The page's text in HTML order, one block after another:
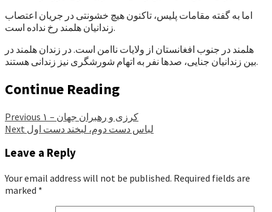
اما به گفته مقامات پلیس، تاکنون هیچ خشونتی در جریان اعتصاب
زندانیان هلمند رخ نداده است.
هلمند در جنوب افغانستان از ولایات ناامن است. در زندان هلمند در
بین زندانیان جنایی، صدها نفر به اتهام شورشگری نیز زندانی هستند.
Continue Reading
Previous
کرزی و رهبران جهان – ۱
Next لباس دست دوم، لبخند دست اول
Leave a Reply
Your email address will not be published. Required fields are
marked *